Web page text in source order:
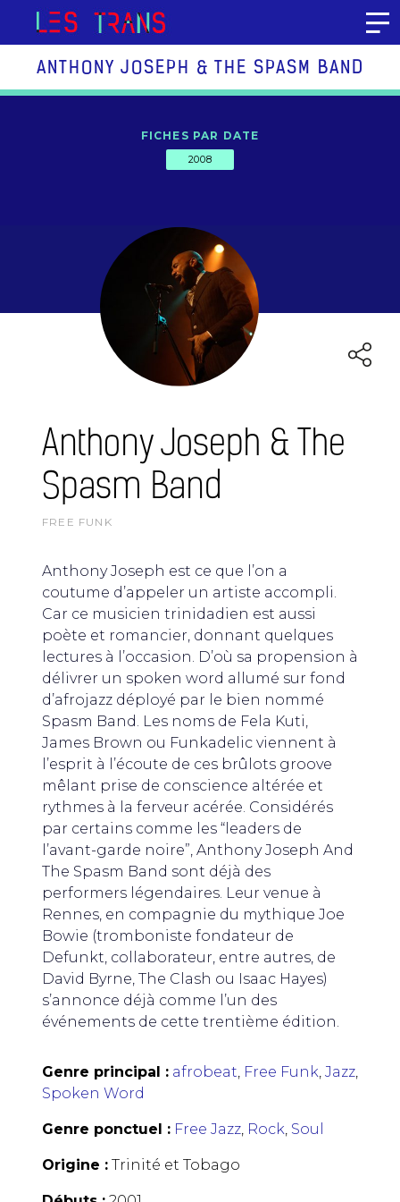
Aller au contenu
ANTHONY JOSEPH & THE SPASM BAND
FICHES PAR DATE
2008
Anthony Joseph & The
Spasm Band
FREE FUNK
Anthony Joseph est ce que l’on a
coutume d’appeler un artiste accompli.
Car ce musicien trinidadien est aussi
poète et romancier, donnant quelques
lectures à l’occasion. D’où sa propension à
délivrer un spoken word allumé sur fond
d’afrojazz déployé par le bien nommé
Spasm Band. Les noms de Fela Kuti,
James Brown ou Funkadelic viennent à
l’esprit à l’écoute de ces brûlots groove
mêlant prise de conscience altérée et
rythmes à la ferveur acérée. Considérés
par certains comme les “leaders de
l’avant-garde noire”, Anthony Joseph And
The Spasm Band sont déjà des
performers légendaires. Leur venue à
Rennes, en compagnie du mythique Joe
Bowie (tromboniste fondateur de
Defunkt, collaborateur, entre autres, de
David Byrne, The Clash ou Isaac Hayes)
s’annonce déjà comme l’un des
événements de cette trentième édition.
Genre principal : afrobeat, Free Funk, Jazz,
Spoken Word
Genre ponctuel : Free Jazz, Rock, Soul
Origine : Trinité et Tobago